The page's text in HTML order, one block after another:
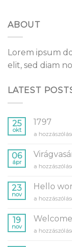
ABOUT
Lorem ipsum
elit, sed diam
LATEST
25
okt
1797
bejegyzéshez
a
06
ápr
bejegyzéshez
a
23
nov
Hello
Hello
bejegyzéshez
a
19
nov
Welcome
a